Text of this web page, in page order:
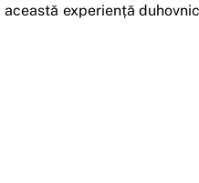
experiență